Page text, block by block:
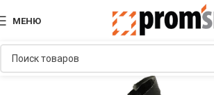
МЕНЮ